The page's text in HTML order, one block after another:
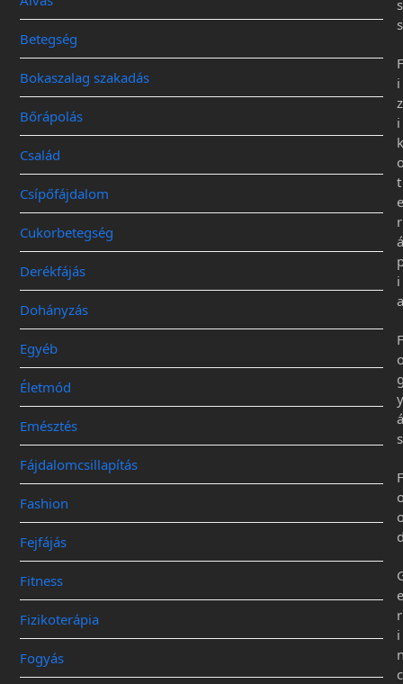
Betegség
Bokaszalag szakadás
Bőrápolás
Család
Csípőfájdalom
Cukorbetegség
Derékfájás
Dohányzás
Egyéb
Életmód
Emésztés
Fájdalomcsillapítás
Fashion
Fejfájás
Fitness
Fizikoterápia
Fogyás
s
s
F
i
z
i
k
t
e
r
á
i
a
F
y
á
s
F
e
r
i
c